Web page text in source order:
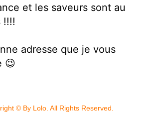
et les saveurs sont au
!!!!
adresse que je vous
😉